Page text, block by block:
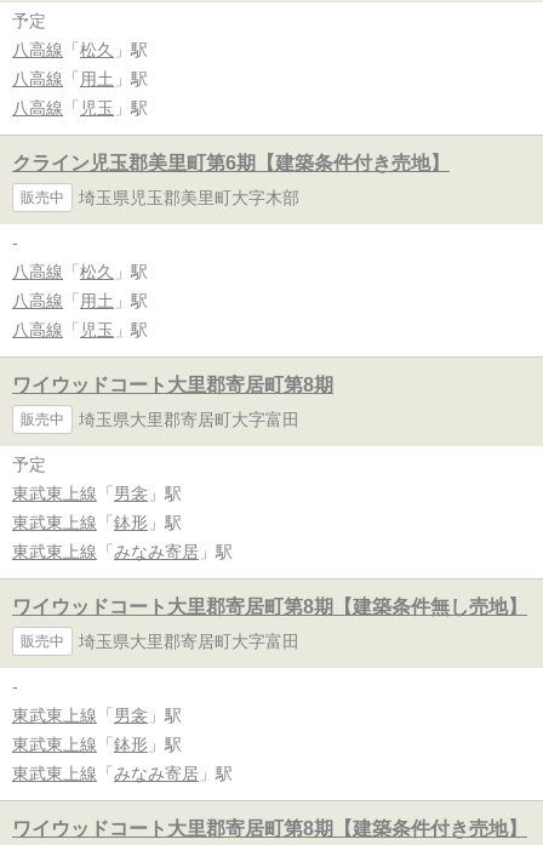
予定
八高線 「 松久 」駅
八高線 「 用土 」駅
八高線 「 児玉 」駅
クライン児玉郡美里町第6期【建築条件付き売地】
販売中 埼玉県児玉郡美里町大字木部
-
八高線 「 松久 」駅
八高線 「 用土 」駅
八高線 「 児玉 」駅
ワイウッドコート大里郡寄居町第8期
販売中 埼玉県大里郡寄居町大字富田
予定
東武東上線 「 男衾 」駅
東武東上線 「 鉢形 」駅
東武東上線 「 みなみ寄居 」駅
ワイウッドコート大里郡寄居町第8期【建築条件無し売地】
販売中 埼玉県大里郡寄居町大字富田
-
東武東上線 「 男衾 」駅
東武東上線 「 鉢形 」駅
東武東上線 「 みなみ寄居 」駅
ワイウッドコート大里郡寄居町第8期【建築条件付き売地】